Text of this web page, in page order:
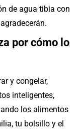
de agua tibia con
por cómo lo
y congelar,
inteligentes,
los alimentos
tu bolsillo y el